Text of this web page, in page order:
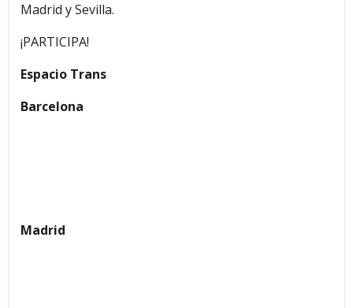
Madrid y Sevilla.
¡PARTICIPA!
Espacio Trans
Barcelona
Madrid